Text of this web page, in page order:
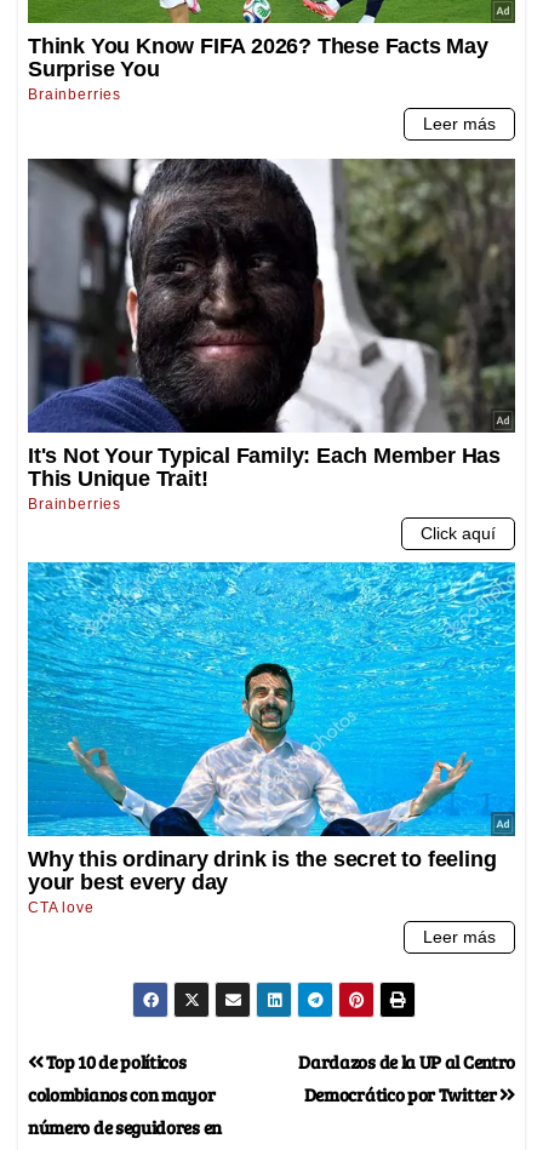
Dardazos de la UP al Centro
Democrático por Twitter
Top 10 de políticos
colombianos con mayor
número de seguidores en